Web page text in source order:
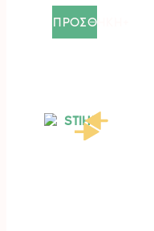
ΠΡΟΣΘΗΚΗ+